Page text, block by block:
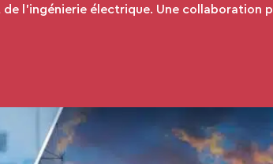
l’ingénierie électrique. Une